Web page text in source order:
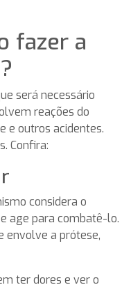
fazer a
será necessário
reações do
e outros acidentes.
Confira:
considera o
age para combatê-lo.
envolve a prótese,
ter dores e ver o